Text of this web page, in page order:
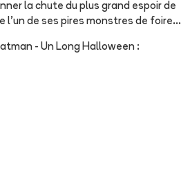
la chute du plus grand espoir de
l'un de ses pires monstres de foire...
- Un Long Halloween :